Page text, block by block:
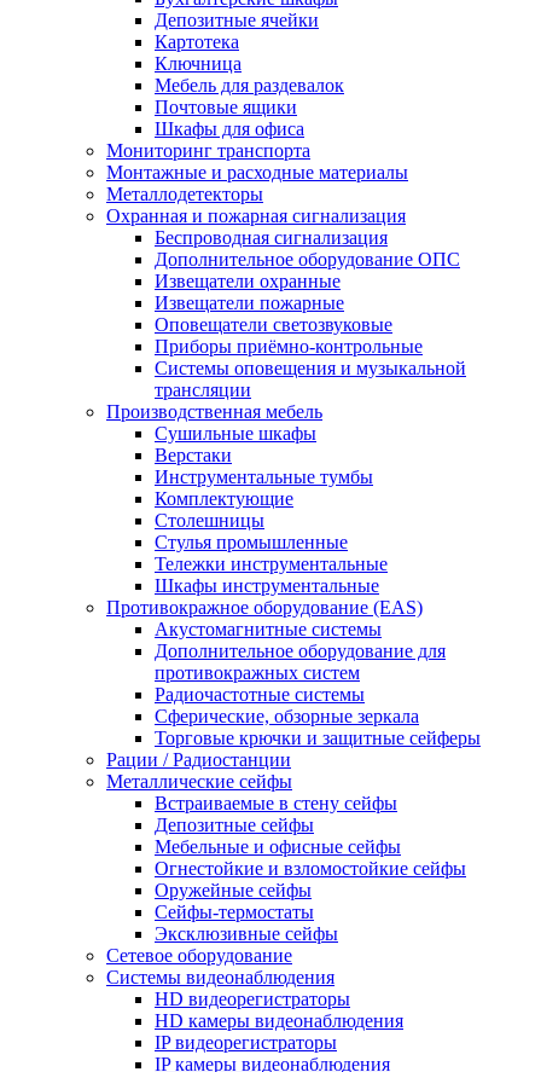
Депозитные ячейки
Картотека
Ключница
Мебель для раздевалок
Почтовые ящики
Шкафы для офиса
Мониторинг транспорта
Монтажные и расходные материалы
Металлодетекторы
Охранная и пожарная сигнализация
Беспроводная сигнализация
Дополнительное оборудование ОПС
Извещатели охранные
Извещатели пожарные
Оповещатели светозвуковые
Приборы приёмно-контрольные
Системы оповещения и музыкальной
трансляции
Производственная мебель
Cушильные шкафы
Верстаки
Инструментальные тумбы
Комплектующие
Столешницы
Стулья промышленные
Тележки инструментальные
Шкафы инструментальные
Противокражное оборудование (EAS)
Акустомагнитные системы
Дополнительное оборудование для
противокражных систем
Радиочастотные системы
Сферические, обзорные зеркала
Торговые крючки и защитные сейферы
Рации / Радиостанции
Металлические сейфы
Встраиваемые в стену сейфы
Депозитные сейфы
Мебельные и офисные сейфы
Огнестойкие и взломостойкие сейфы
Оружейные сейфы
Сейфы-термостаты
Эксклюзивные сейфы
Сетевое оборудование
Системы видеонаблюдения
HD видеорегистраторы
HD камеры видеонаблюдения
IP видеорегистраторы
IP камеры видеонаблюдения